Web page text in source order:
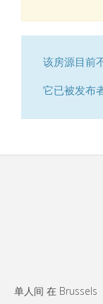
该房源目前
它已被发布
单人间 在 Brussels